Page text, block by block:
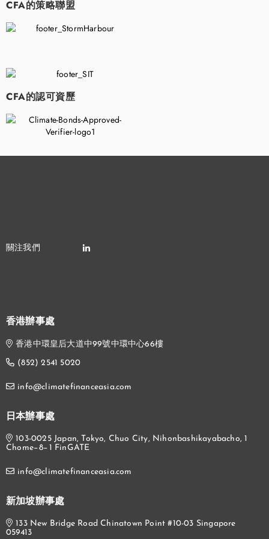
CFA的策略聯盟
CFA的認可資歷
香港辦事處
香港中環皇后大道中99號中環中心66樓
(852) 2541 5020
info@climatefinanceasia.com
日本辦事處
103-0025 Japan, Tokyo, Chuo City, Nihonbashikayabacho, 1
Chome−8−1 FinGATE
info@climatefinanceasia.com
新加坡辦事處
133 New Bridge Road Chinatown Point #10-03 Singapore
059413